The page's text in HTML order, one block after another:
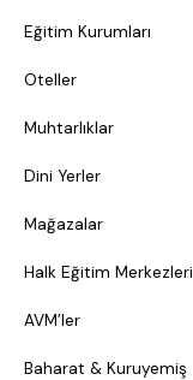
Eğitim Kurumları
Oteller
Muhtarlıklar
Dini Yerler
Mağazalar
Halk Eğitim Merkezleri
AVM’ler
Baharat & Kuruyemiş